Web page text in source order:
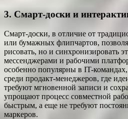
3. Смарт-доски и
Смарт-доски, в отличие от
или бумажных флипчартов,
рисовать, но и синхронизировать
мессенджерами и рабочими
особенно популярны в IT-
среди продакт-менеджеров, где
требуют мгновенной записи и
упрощают процесс совместной
быстрым, а еще не требуют
маркеров.